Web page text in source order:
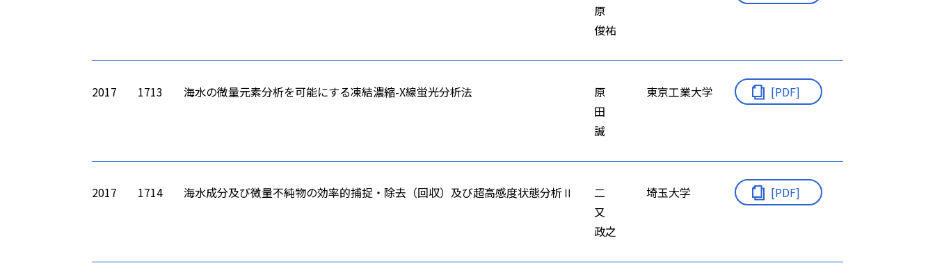
原
俊祐
2017 1713 海水の微量元素分析を可能にする凍結濃縮-X線蛍光分析法
原
田
誠
東京工業大学 [PDF]
2017 1714 海水成分及び微量不純物の効率的捕捉・除去（回収）及び超高感度状態分析Ⅱ
二
又
政之
埼玉大学 [PDF]